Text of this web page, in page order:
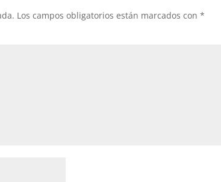
Los campos obligatorios están marcados con*